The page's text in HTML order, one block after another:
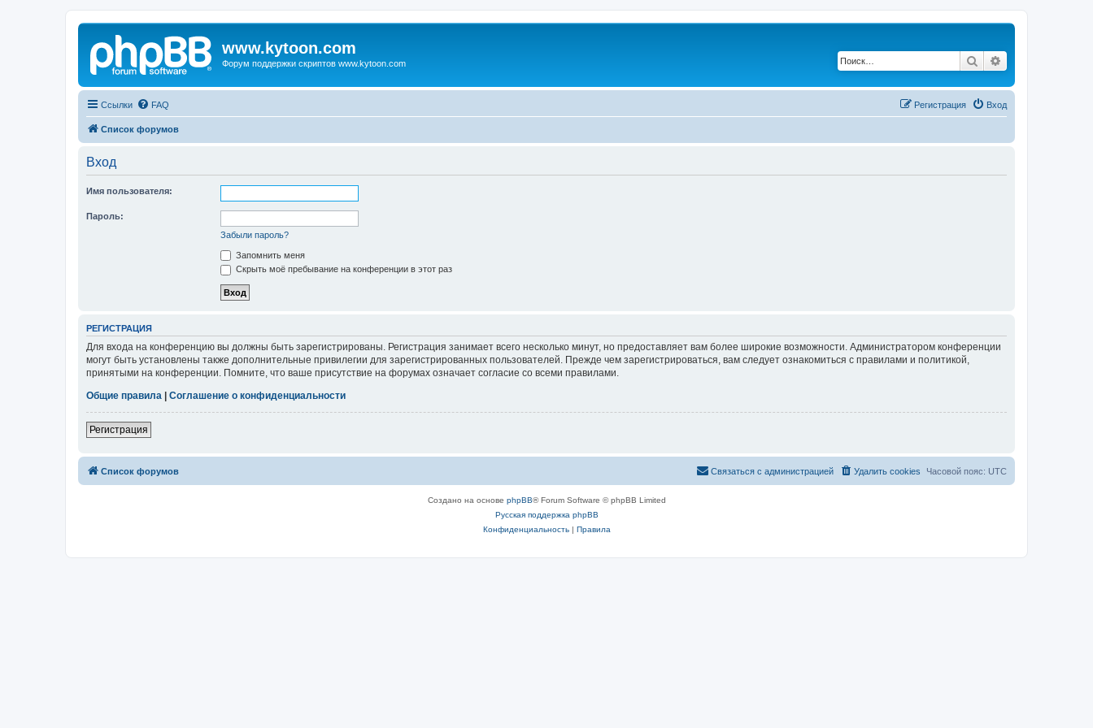
www.kytoon.com
Форум поддержки скриптов www.kytoon.com Поиск
Ссылки FAQ Вход
Регистрация
Список форумов
Вход
Имя пользователя:
Пароль:
Забыли пароль?
Запомнить меня
Скрыть моё пребывание на конференции в этот раз
РЕГИСТРАЦИЯ
Для входа на конференцию вы должны быть зарегистрированы. Регистрация занимает всего несколько минут, но предоставляет вам более широкие возможности. Администратором конференции
могут быть установлены также дополнительные привилегии для зарегистрированных пользователей. Прежде чем зарегистрироваться, вам следует ознакомиться с правилами и политикой,
принятыми на конференции. Помните, что ваше присутствие на форумах означает согласие со всеми правилами.
Общие правила
Соглашение о конфиденциальности
Регистрация
Список форумов Часовой пояс: UTC
Удалить cookies
Связаться с администрацией
Создано на основе phpBB® Forum Software © phpBB Limited
Русская поддержка phpBB
Конфиденциальность| Правила